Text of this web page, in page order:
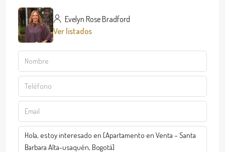
Evelyn Rose Bradford
Ver listados